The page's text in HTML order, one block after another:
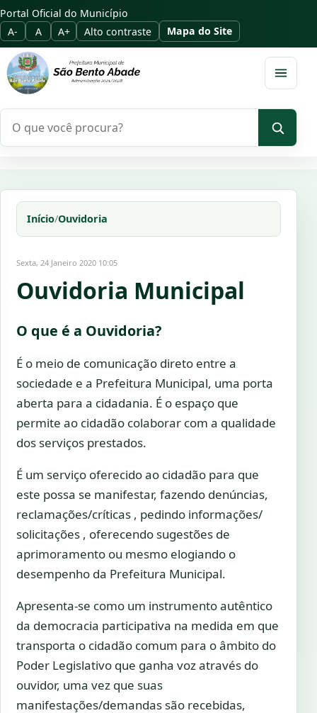
Portal Oficial do Município
A-
A A+ Alto contraste Mapa do Site
Abrir
Início/Ouvidoria
Sexta, 24 Janeiro 2020 10:05
Ouvidoria Municipal
O que é a Ouvidoria?
É o meio de comunicação direto entre a
sociedade e a Prefeitura Municipal, uma porta
aberta para a cidadania. É o espaço que
permite ao cidadão colaborar com a qualidade
dos serviços prestados.
É um serviço oferecido ao cidadão para que
este possa se manifestar, fazendo denúncias,
reclamações/críticas , pedindo informações/
solicitações , oferecendo sugestões de
aprimoramento ou mesmo elogiando o
desempenho da Prefeitura Municipal.
Apresenta-se como um instrumento autêntico
da democracia participativa na medida em que
transporta o cidadão comum para o âmbito do
Poder Legislativo que ganha voz através do
ouvidor, uma vez que suas
manifestações/demandas são recebidas,